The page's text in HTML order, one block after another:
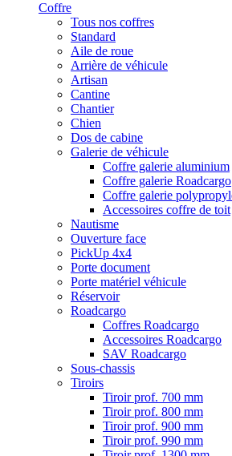
Coffre
Tous nos coffres
Standard
Aile de roue
Arrière de véhicule
Artisan
Cantine
Chantier
Chien
Dos de cabine
Galerie de véhicule
Coffre galerie aluminium
Coffre galerie Roadcargo
Coffre galerie
Accessoires coffre de toit
Nautisme
Ouverture face
PickUp 4x4
Porte document
Porte matériel véhicule
Réservoir
Roadcargo
Coffres Roadcargo
Accessoires Roadcargo
SAV Roadcargo
Sous-chassis
Tiroirs
Tiroir prof. 700 mm
Tiroir prof. 800 mm
Tiroir prof. 900 mm
Tiroir prof. 990 mm